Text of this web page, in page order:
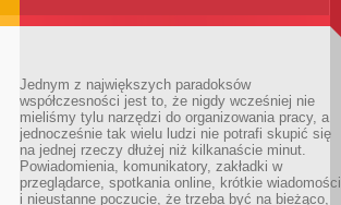
Jednym z największych paradoksów
współczesności jest to, że nigdy wcześniej nie
mieliśmy tylu narzędzi do organizowania pracy, a
jednocześnie tak wielu ludzi nie potrafi skupić się
na jednej rzeczy dłużej niż kilkanaście minut.
Powiadomienia, komunikatory, zakładki w
przeglądarce, spotkania online, krótkie wiadomości
i nieustanne poczucie, że trzeba być na bieżąco,